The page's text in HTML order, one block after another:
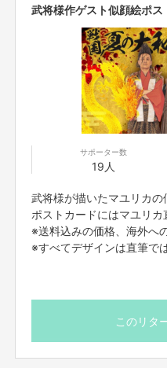
＜オンラインチケット購入はこちら
https://x.gd/4c4L3
～資金の使い方～
「戦国！夏の大和国巡り！」の制
・舞台進行スタッフ費
・照明スタッフ費
・音響スタッフ費
・出演者移動費
・発送及び梱包費
【ご支援にあたっての注意事項】
■迷惑メールの対策などでドメイ
きない場合がございます。「
■応募者は、自ら及び自らが代表
れら反社会的勢力との間で社会的
■プロジェクト実施前及び実施中
でもプロジェクトの実行を中止す
負担しません。
武将様作ゲスト似顔絵ポス
サポーター数
19人
武将様が描いたマユリカの
ポストカードにはマユリカ
※送料込みの価格、海外へ
※すべてデザインは直筆で
このリタ